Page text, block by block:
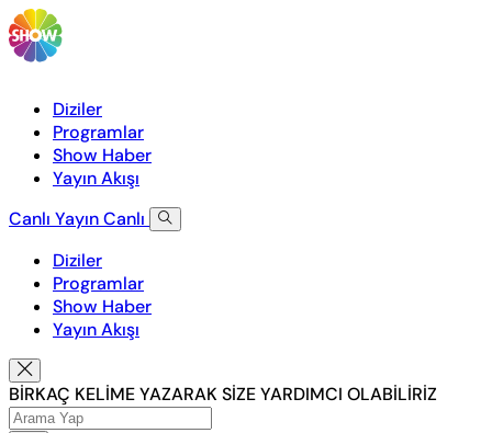
Diziler
Programlar
Show Haber
Yayın Akışı
Canlı YayınCanlı
Diziler
Programlar
Show Haber
Yayın Akışı
BİRKAÇ KELİME YAZARAK SİZE YARDIMCI OLABİLİRİZ